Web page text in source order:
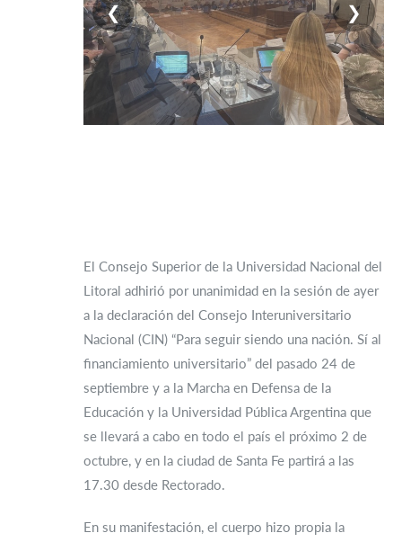
❮ ❯
El Consejo Superior de la Universidad Nacional del
Litoral adhirió por unanimidad en la sesión de ayer
a la declaración del Consejo Interuniversitario
Nacional (CIN) “Para seguir siendo una nación. Sí al
financiamiento universitario” del pasado 24 de
septiembre y a la Marcha en Defensa de la
Educación y la Universidad Pública Argentina que
se llevará a cabo en todo el país el próximo 2 de
octubre, y en la ciudad de Santa Fe partirá a las
17.30 desde Rectorado.
En su manifestación, el cuerpo hizo propia la